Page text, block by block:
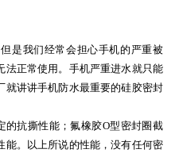
是我们经常会担心手机的严重被
法正常使用。手机严重进水就只能
就讲讲手机防水最重要的硅胶密封
的抗撕性能；氟橡胶O型密封圈截
能。以上所说的性能，没有任何密